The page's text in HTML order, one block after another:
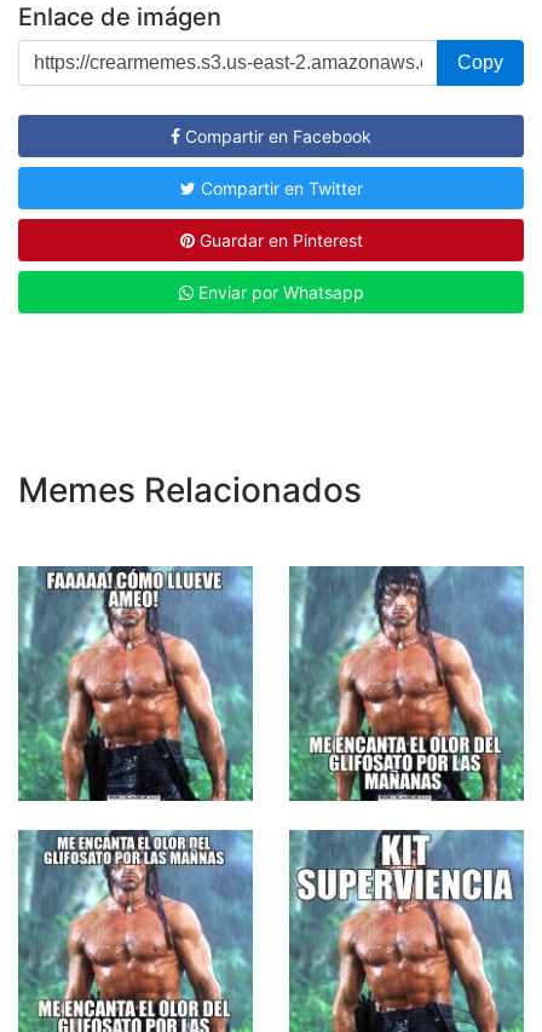
Enlace de imágen
Copy
Compartir en Facebook
Compartir en Twitter
Guardar en Pinterest
Enviar por Whatsapp
Memes Relacionados